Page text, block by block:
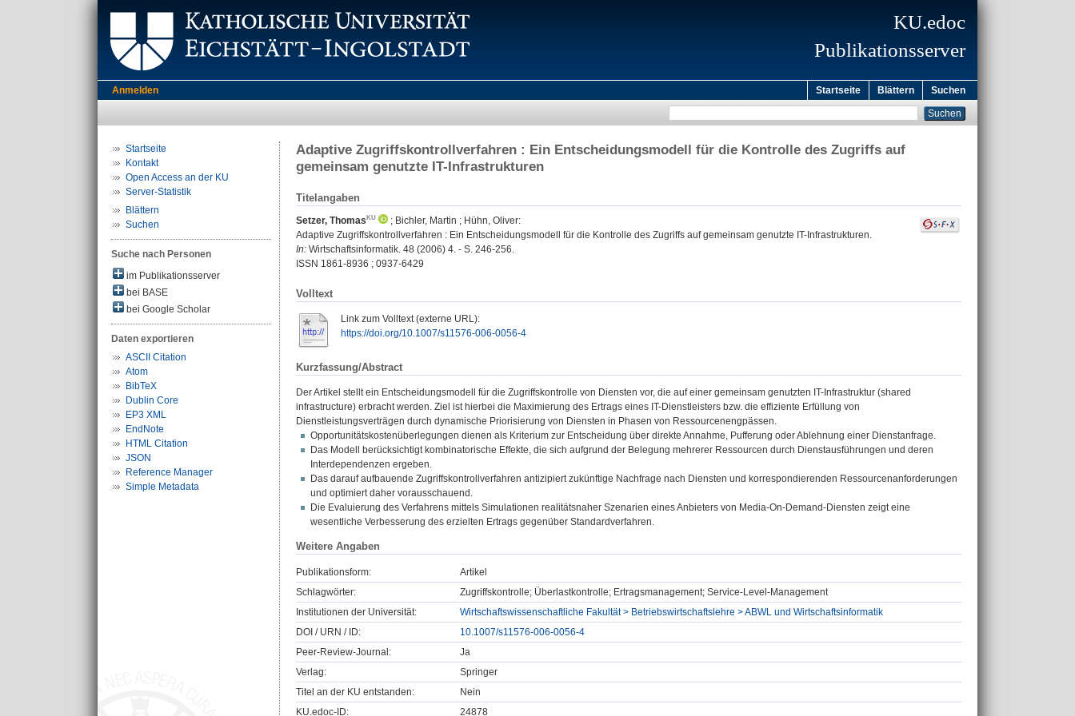
KU.edoc
Publikationsserver
Anmelden Startseite Blättern Suchen
Startseite
Kontakt
Open Access an der KU
Server-Statistik
Blättern
Suchen
Suche nach Personen
im Publikationsserver
bei BASE
bei Google Scholar
Daten exportieren
ASCII Citation
Atom
BibTeX
Dublin Core
EP3 XML
EndNote
HTML Citation
JSON
Reference Manager
Simple Metadata
Adaptive Zugriffskontrollverfahren : Ein Entscheidungsmodell für die Kontrolle des Zugriffs auf
gemeinsam genutzte IT-Infrastrukturen
Titelangaben
Setzer, Thomas ; Bichler, Martin ; Hühn, Oliver:
Adaptive Zugriffskontrollverfahren : Ein Entscheidungsmodell für die Kontrolle des Zugriffs auf gemeinsam genutzte IT-Infrastrukturen.
In: Wirtschaftsinformatik. 48 (2006) 4. - S. 246-256.
ISSN 1861-8936 ; 0937-6429
Volltext
Link zum Volltext (externe URL):
https://doi.org/10.1007/s11576-006-0056-4
Kurzfassung/Abstract
Der Artikel stellt ein Entscheidungsmodell für die Zugriffskontrolle von Diensten vor, die auf einer gemeinsam genutzten IT-Infrastruktur (shared
infrastructure) erbracht werden. Ziel ist hierbei die Maximierung des Ertrags eines IT-Dienstleisters bzw. die effiziente Erfüllung von
Dienstleistungsverträgen durch dynamische Priorisierung von Diensten in Phasen von Ressourcenengpässen.
Opportunitätskostenüberlegungen dienen als Kriterium zur Entscheidung über direkte Annahme, Pufferung oder Ablehnung einer Dienstanfrage.
Das Modell berücksichtigt kombinatorische Effekte, die sich aufgrund der Belegung mehrerer Ressourcen durch Dienstausführungen und deren
Interdependenzen ergeben.
Das darauf aufbauende Zugriffskontrollverfahren antizipiert zukünftige Nachfrage nach Diensten und korrespondierenden Ressourcenanforderungen
und optimiert daher vorausschauend.
Die Evaluierung des Verfahrens mittels Simulationen realitätsnaher Szenarien eines Anbieters von Media-On-Demand-Diensten zeigt eine
wesentliche Verbesserung des erzielten Ertrags gegenüber Standardverfahren.
Weitere Angaben
Publikationsform:
Artikel
Schlagwörter:
Zugriffskontrolle; Überlastkontrolle; Ertragsmanagement; Service-Level-Management
Institutionen der Universität:
Wirtschaftswissenschaftliche Fakultät > Betriebswirtschaftslehre > ABWL und Wirtschaftsinformatik
DOI / URN / ID:
10.1007/s11576-006-0056-4
Peer-Review-Journal:
Ja
Verlag:
Springer
Titel an der KU entstanden:
Nein
KU.edoc-ID:
24878